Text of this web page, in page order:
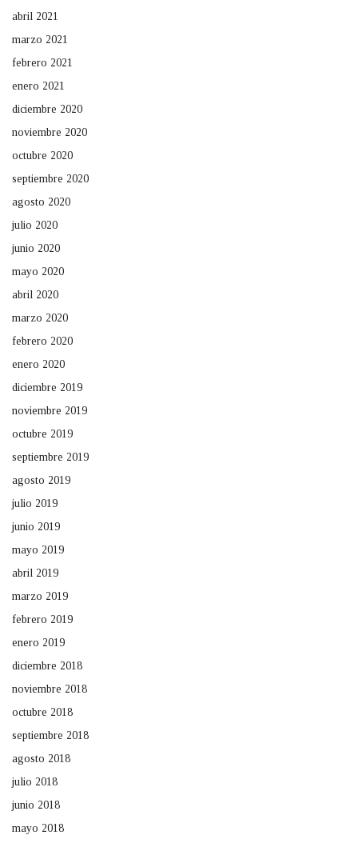
abril 2021
marzo 2021
febrero 2021
enero 2021
diciembre 2020
noviembre 2020
octubre 2020
septiembre 2020
agosto 2020
julio 2020
junio 2020
mayo 2020
abril 2020
marzo 2020
febrero 2020
enero 2020
diciembre 2019
noviembre 2019
octubre 2019
septiembre 2019
agosto 2019
julio 2019
junio 2019
mayo 2019
abril 2019
marzo 2019
febrero 2019
enero 2019
diciembre 2018
noviembre 2018
octubre 2018
septiembre 2018
agosto 2018
julio 2018
junio 2018
mayo 2018